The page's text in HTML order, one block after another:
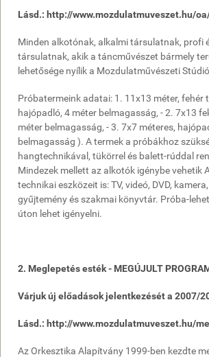
Lásd.: http://www.mozdulatmuveszet.hu/
Minden alkotónak, alkalmi társulatnak, profi
társulatnak, akik a táncművészet bármely
lehetősége nyílik a Mozdulatművészeti
Próbatermeink adatai: 1. 11x13 méter, fehér
hajópadló, 4 méter belmagasság, - 2. 7x13
méter belmagasság, - 3. 7x7 méteres,
belmagasság ). A termek a próbákhoz
hangtechnikával, tükörrel és balett-rúddal
Mindezek mellett az alkotók igénybe vehetik
technikai eszközeit is: TV, videó, DVD,
gyűjtemény és szakmai könyvtár. Próba-
úton lehet igényelni.
2. Meglepetés esték - MEGÚJULT
Várjuk új előadások jelentkezését a 2007/
Lásd.: http://www.mozdulatmuveszet.hu/
Az Orkesztika Alapítvány 1999-ben kezdte